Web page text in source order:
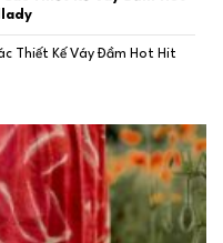
Thiết Kế Váy Đầm Hot Hit